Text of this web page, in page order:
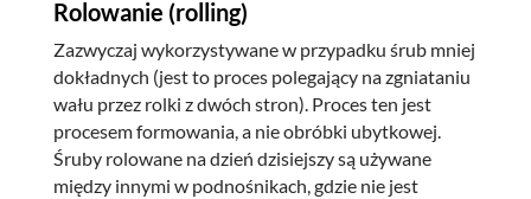
Rolowanie (rolling)
Zazwyczaj wykorzystywane w przypadku śrub mniej
dokładnych (jest to proces polegający na zgniataniu
wału przez rolki z dwóch stron). Proces ten jest
procesem formowania, a nie obróbki ubytkowej.
Śruby rolowane na dzień dzisiejszy są używane
między innymi w podnośnikach, gdzie nie jest